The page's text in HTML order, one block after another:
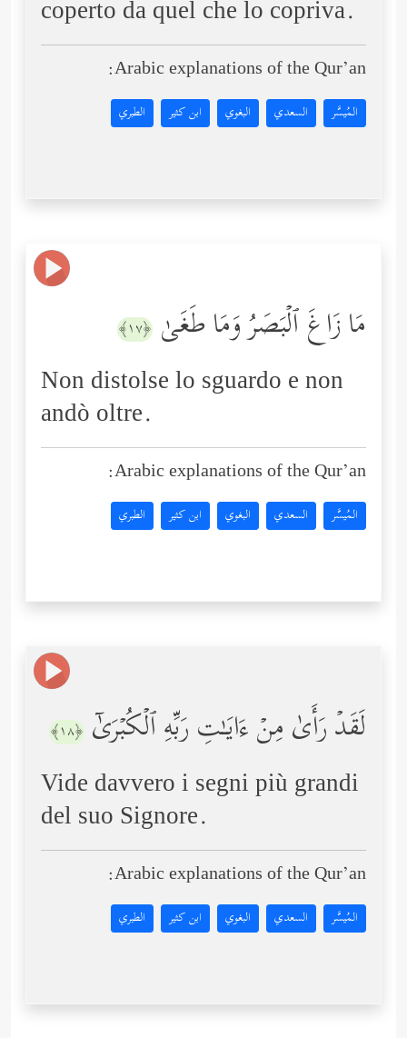
coperto da quel che lo copriva.
Arabic explanations of the Qur’an:
المُيسَّر السعدي البغوي ابن كثير الطبري
مَا زَاغَ ٱلۡبَصَرُ وَمَا طَغَىٰ ﴿١٧﴾
Non distolse lo sguardo e non
andò oltre.
Arabic explanations of the Qur’an:
المُيسَّر السعدي البغوي ابن كثير الطبري
لَقَدۡ رَأَىٰ مِنۡ ءَایَـٰتِ رَبِّهِ ٱلۡكُبۡرَىٰۤ ﴿١٨﴾
Vide davvero i segni più grandi
del suo Signore.
Arabic explanations of the Qur’an:
المُيسَّر السعدي البغوي ابن كثير الطبري